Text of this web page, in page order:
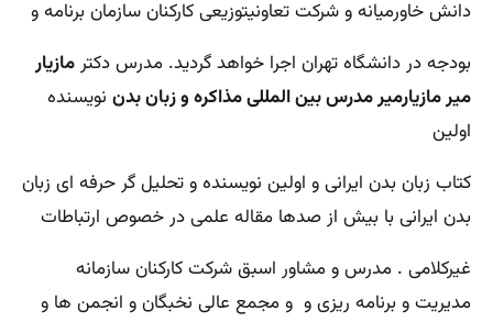
دانش خاورمیانه و شرکت تعاونیتوزیعی کارکنان سازمان برنامه و
بودجه در دانشگاه تهران اجرا خواهد گردید. مدرس دکتر مازیار
میر مازیارمیر مدرس بین المللی مذاکره و زبان بدن نویسنده
اولین
کتاب زبان بدن ایرانی و اولین نویسنده و تحلیل گر حرفه ای زبان
بدن ایرانی با بیش از صدها مقاله علمی در خصوص ارتباطات
غیرکلامی . مدرس و مشاور اسبق شرکت کارکنان سازمانه
مدیریت و برنامه ریزی و و مجمع عالی نخبگان و انجمن ها و